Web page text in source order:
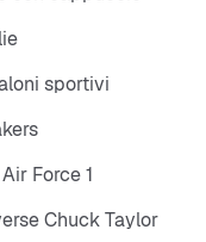
sportivi
Force 1
Chuck Taylor